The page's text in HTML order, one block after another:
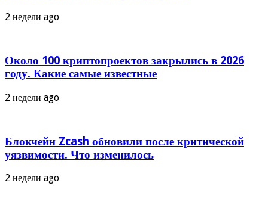
2 недели ago
Около 100 криптопроектов закрылись в 2026
году. Какие самые известные
2 недели ago
Блокчейн Zcash обновили после критической
уязвимости. Что изменилось
2 недели ago